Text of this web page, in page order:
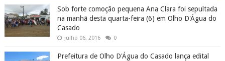
Sob forte comoção pequena Ana Clara foi sepultada
na manhã desta quarta-feira (6) em Olho D'Água do
Casado
julho 06, 2016 0
Prefeitura de Olho D'Água do Casado lança edital